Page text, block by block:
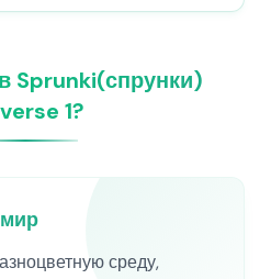
Sprunki(спрунки)
1?
среду,